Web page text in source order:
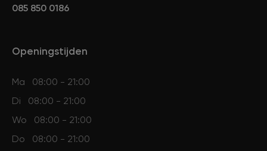
085 850 0186
Openingstijden
Ma
08:00 - 21:00
Di
08:00 - 21:00
Wo
08:00 - 21:00
Do
08:00 - 21:00